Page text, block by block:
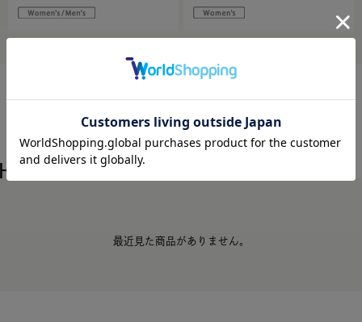
最近見た商品がありません。